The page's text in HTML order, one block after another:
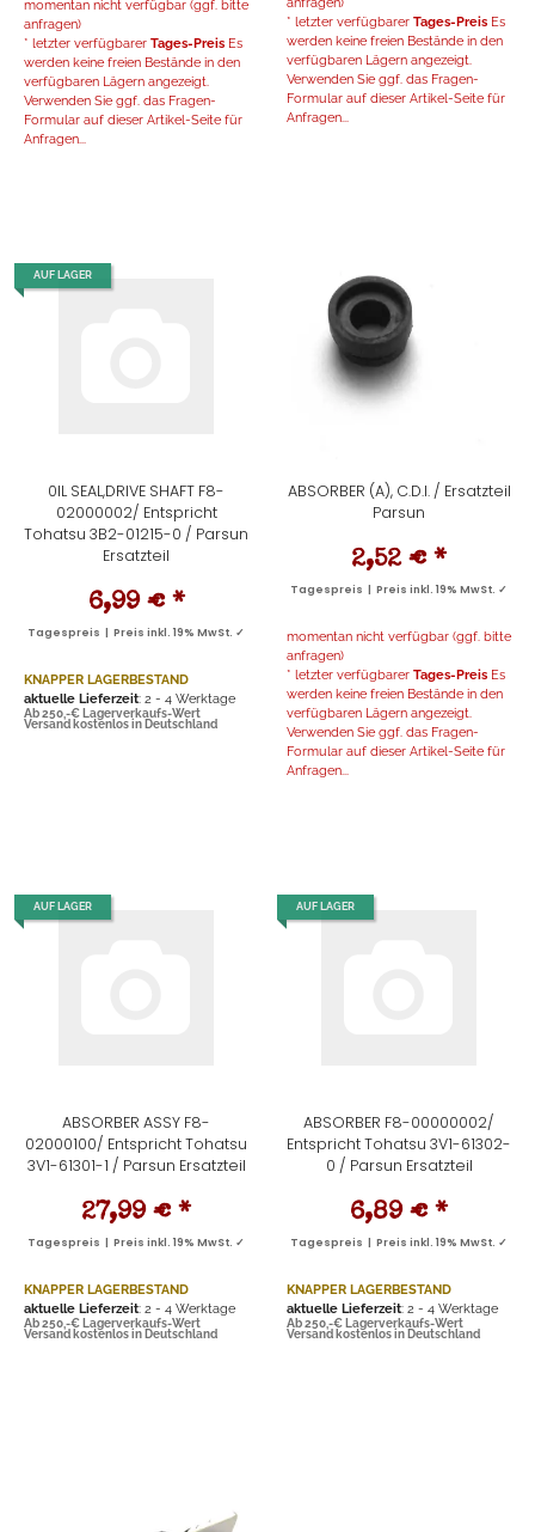
momentan nicht verfügbar (ggf. bitte
anfragen)
* letzter verfügbarer Tages-Preis Es
werden keine freien Bestände in den
verfügbaren Lägern angezeigt.
Verwenden Sie ggf. das Fragen-
Formular auf dieser Artikel-Seite für
Anfragen...
* letzter verfügbarer Tages-Preis Es
werden keine freien Bestände in den
verfügbaren Lägern angezeigt.
Verwenden Sie ggf. das Fragen-
Formular auf dieser Artikel-Seite für
Anfragen...
AUF LAGER
0IL SEAL,DRIVE SHAFT F8-
02000002/ Entspricht
Tohatsu 3B2-01215-0 / Parsun
Ersatzteil
6,99 € *
Tagespreis | Preis inkl. 19% MwSt. ✓
KNAPPER LAGERBESTAND
aktuelle Lieferzeit: 2 - 4 Werktage
Ab 250,-€ Lagerverkaufs-Wert
Versand kostenlos in Deutschland
ABSORBER (A), C.D.I. / Ersatzteil
Parsun
2,52 € *
Tagespreis | Preis inkl. 19% MwSt. ✓
momentan nicht verfügbar (ggf. bitte
anfragen)
* letzter verfügbarer Tages-Preis Es
werden keine freien Bestände in den
verfügbaren Lägern angezeigt.
Verwenden Sie ggf. das Fragen-
Formular auf dieser Artikel-Seite für
Anfragen...
AUF LAGER
ABSORBER ASSY F8-
02000100/ Entspricht Tohatsu
3V1-61301-1 / Parsun Ersatzteil
27,99 € *
Tagespreis | Preis inkl. 19% MwSt. ✓
KNAPPER LAGERBESTAND
aktuelle Lieferzeit: 2 - 4 Werktage
Ab 250,-€ Lagerverkaufs-Wert
Versand kostenlos in Deutschland
AUF LAGER
ABSORBER F8-00000002/
Entspricht Tohatsu 3V1-61302-
0 / Parsun Ersatzteil
6,89 € *
Tagespreis | Preis inkl. 19% MwSt. ✓
KNAPPER LAGERBESTAND
aktuelle Lieferzeit: 2 - 4 Werktage
Ab 250,-€ Lagerverkaufs-Wert
Versand kostenlos in Deutschland